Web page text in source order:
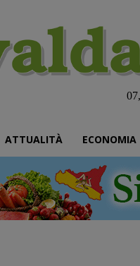
ATTUALITÀ ECONOMIA